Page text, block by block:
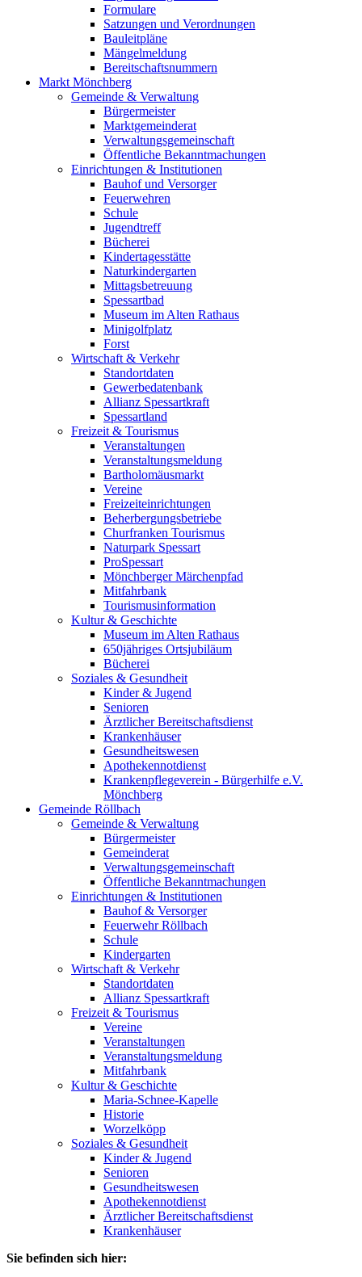
Formulare
Satzungen und Verordnungen
Bauleitpläne
Mängelmeldung
Bereitschaftsnummern
Markt Mönchberg
Gemeinde & Verwaltung
Bürgermeister
Marktgemeinderat
Verwaltungsgemeinschaft
Öffentliche Bekanntmachungen
Einrichtungen & Institutionen
Bauhof und Versorger
Feuerwehren
Schule
Jugendtreff
Bücherei
Kindertagesstätte
Naturkindergarten
Mittagsbetreuung
Spessartbad
Museum im Alten Rathaus
Minigolfplatz
Forst
Wirtschaft & Verkehr
Standortdaten
Gewerbedatenbank
Allianz Spessartkraft
Spessartland
Freizeit & Tourismus
Veranstaltungen
Veranstaltungsmeldung
Bartholomäusmarkt
Vereine
Freizeiteinrichtungen
Beherbergungsbetriebe
Churfranken Tourismus
Naturpark Spessart
ProSpessart
Mönchberger Märchenpfad
Mitfahrbank
Tourismusinformation
Kultur & Geschichte
Museum im Alten Rathaus
650jähriges Ortsjubiläum
Bücherei
Soziales & Gesundheit
Kinder & Jugend
Senioren
Ärztlicher Bereitschaftsdienst
Krankenhäuser
Gesundheitswesen
Apothekennotdienst
Krankenpflegeverein - Bürgerhilfe e.V.
Mönchberg
Gemeinde Röllbach
Gemeinde & Verwaltung
Bürgermeister
Gemeinderat
Verwaltungsgemeinschaft
Öffentliche Bekanntmachungen
Einrichtungen & Institutionen
Bauhof & Versorger
Feuerwehr Röllbach
Schule
Kindergarten
Wirtschaft & Verkehr
Standortdaten
Allianz Spessartkraft
Freizeit & Tourismus
Vereine
Veranstaltungen
Veranstaltungsmeldung
Mitfahrbank
Kultur & Geschichte
Maria-Schnee-Kapelle
Historie
Worzelköpp
Soziales & Gesundheit
Kinder & Jugend
Senioren
Gesundheitswesen
Apothekennotdienst
Ärztlicher Bereitschaftsdienst
Krankenhäuser
Sie befinden sich hier: